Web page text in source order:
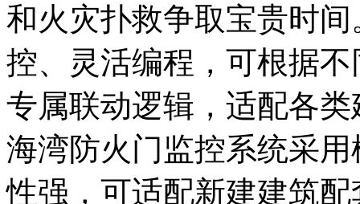
和火灾扑救争取宝贵时
控、灵活编程，可根据
专属联动逻辑，适配各
海湾防火门监控系统采
性强，可适配新建建筑